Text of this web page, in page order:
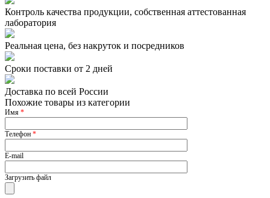
Контроль качества продукции, собственная аттестованная
лаборатория
Реальная цена, без накруток и посредников
Сроки поставки от 2 дней
Доставка по всей России
Похожие товары из категории
Имя *
Телефон *
E-mail
Загрузить файл